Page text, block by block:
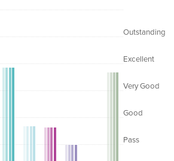
Pass
Good
Very Good
Excellent
Outstanding